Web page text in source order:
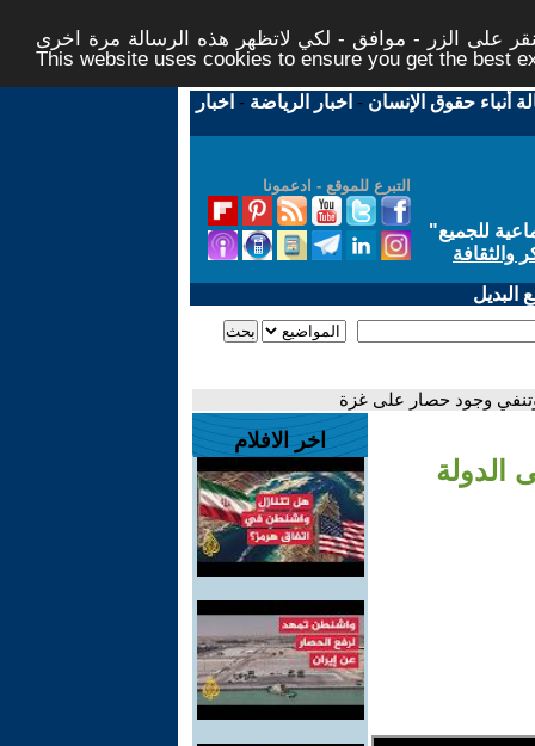
على الزر - موافق - لكي لاتظهر هذه الرسالة مرة اخرى -
This website uses cookies to ensure you get the best
أنباء حقوق الإنسان - اخبار الرياضة - اخبار
التبرع للموقع - ادعمونا
للجميع"
والثقافة
البديل
وجود حصار على غزة
الدولة
اخر الافلام